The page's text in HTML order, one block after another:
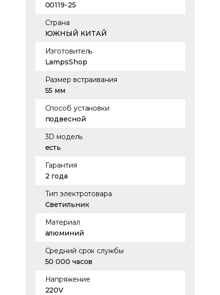
00119-25
Страна
ЮЖНЫЙ КИТАЙ
Изготовитель
LampsShop
Размер встраивания
55 мм
Способ установки
подвесной
3D модель
есть
Гарантия
2 года
Тип электротовара
Светильник
Материал
алюминий
Средний срок службы
50 000 часов
Напряжение
220V